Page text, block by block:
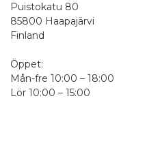
Puistokatu 80
85800 Haapajärvi
Finland
Öppet:
Mån-fre 10:00 – 18:00
Lör 10:00 – 15:00